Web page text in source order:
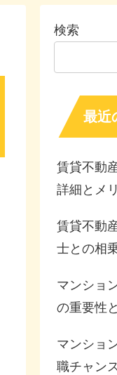
検索
最近
賃貸不動
詳細とメ
賃貸不動
士との相
マンショ
の重要性
マンショ
職チャン